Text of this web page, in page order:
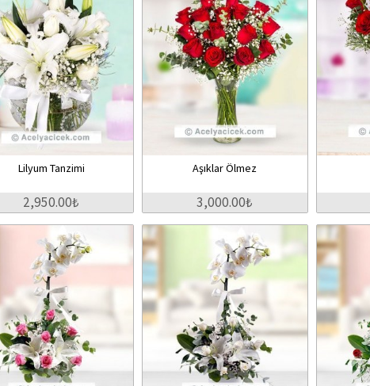
Lilyum Tanzimi
2,950.00₺
Aşıklar Ölmez
3,000.00₺